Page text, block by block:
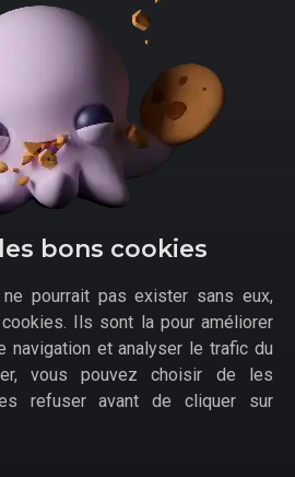
–Site réalisé par Studio Name
bons cookies
pourrait pas exister sans eux,
Ils sont la pour améliorer
navigation et analyser le trafic du
vous pouvez choisir de les
refuser avant de cliquer sur